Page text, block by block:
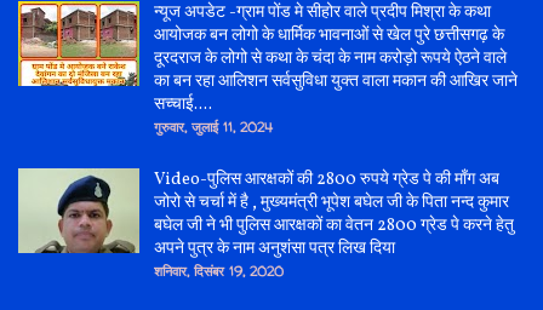
न्यूज अपडेट -ग्राम पोंड मे सीहोर वाले प्रदीप मिश्रा के कथा
आयोजक बन लोगो के धार्मिक भावनाओं से खेल पुरे छत्तीसगढ़ के
दूरदराज के लोगो से कथा के चंदा के नाम करोड़ो रूपये ऐठने वाले
का बन रहा आलिशन सर्वसुविधा युक्त वाला मकान की आखिर जाने
सच्चाई....
गुरुवार, जुलाई 11, 2024
Video-पुलिस आरक्षकों की 2800 रुपये ग्रेड पे की माँग अब
जोरो से चर्चा में है , मुख्यमंत्री भूपेश बघेल जी के पिता नन्द कुमार
बघेल जी ने भी पुलिस आरक्षकों का वेतन 2800 ग्रेड पे करने हेतु
अपने पुत्र के नाम अनुशंसा पत्र लिख दिया
शनिवार, दिसंबर 19, 2020